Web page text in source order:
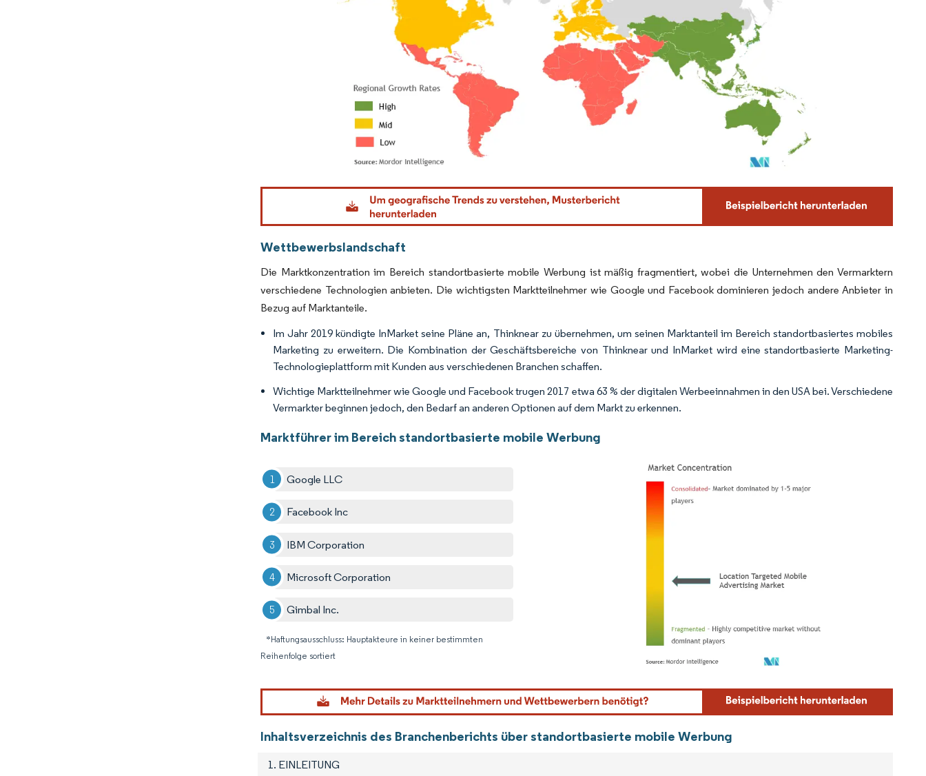
Bild © Mordor Intelligence. Wiederverwendung erfordert Namensnennung gemäß CC BY 4.0.
Wettbewerbslandschaft
Die Marktkonzentration im Bereich standortbasierte mobile Werbung ist mäßig fragmentiert, wobei die Unternehmen den Vermarktern
verschiedene Technologien anbieten. Die wichtigsten Marktteilnehmer wie Google und Facebook dominieren jedoch andere Anbieter in
Bezug auf Marktanteile.
Im Jahr 2019 kündigte InMarket seine Pläne an, Thinknear zu übernehmen, um seinen Marktanteil im Bereich standortbasiertes mobiles
Marketing zu erweitern. Die Kombination der Geschäftsbereiche von Thinknear und InMarket wird eine standortbasierte Marketing-
Technologieplattform mit Kunden aus verschiedenen Branchen schaffen.
Wichtige Marktteilnehmer wie Google und Facebook trugen 2017 etwa 63 % der digitalen Werbeeinnahmen in den USA bei. Verschiedene
Vermarkter beginnen jedoch, den Bedarf an anderen Optionen auf dem Markt zu erkennen.
Marktführer im Bereich standortbasierte mobile Werbung
Google LLC
Facebook Inc
IBM Corporation
Microsoft Corporation
Gimbal Inc.
*Haftungsausschluss: Hauptakteure in keiner bestimmten
Reihenfolge sortiert
Bild © Mordor Intelligence. Wiederverwendung erfordert Namensnennung gemäß CC BY 4.0.
Inhaltsverzeichnis des Branchenberichts über standortbasierte mobile Werbung
1. EINLEITUNG